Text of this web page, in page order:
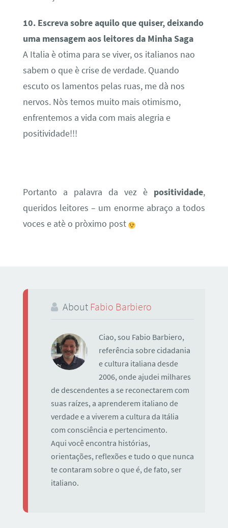
10. Escreva sobre aquilo que quiser, deixando
uma mensagem aos leitores da Minha Saga
A Italia è otima para se viver, os italianos nao
sabem o que è crise de verdade. Quando
escuto os lamentos pelas ruas, me dà nos
nervos. Nòs temos muito mais otimismo,
enfrentemos a vida com mais alegria e
positividade!!!
Portanto a palavra da vez è positividade,
queridos leitores – um enorme abraço a todos
voces e atè o pròximo post
About Fabio Barbiero
Ciao, sou Fabio Barbiero,
referência sobre cidadania
e cultura italiana desde
2006, onde ajudei milhares
de descendentes a se reconectarem com
suas raízes, a aprenderem italiano de
verdade e a viverem a cultura da Itália
com consciência e pertencimento.
Aqui você encontra histórias,
orientações, reflexões e tudo o que nunca
te contaram sobre o que é, de fato, ser
italiano.